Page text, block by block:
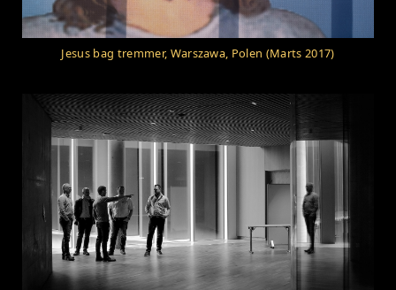
Jesus bag tremmer, Warszawa, Polen (Marts 2017)